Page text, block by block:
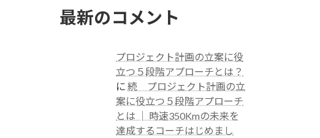
最新のコメント
プロジェクト計画の立案に役
立つ５段階アプローチとは？
に続 プロジェクト計画の立
案に役立つ５段階アプローチ
とは │ 時速350Kmの未来を
達成するコーチはじめまし